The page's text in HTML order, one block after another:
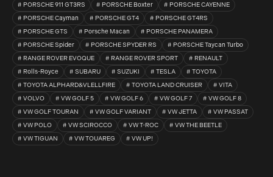
PORSCHE 911 GT3RS
PORSCHE Boxter
PORSCHE CAYENNE
PORSCHE Cayman
PORSCHE GT4
PORSCHE GT4RS
PORSCHE GTS
Porsche Macan
PORSCHE PANAMERA
PORSCHE Spider
PORSCHE SPYDER RS
PORSCHE Taycan Turbo
RANGE ROVER EVOQUE
RANGE ROVER SPORT
RENAULT
Rolls-Royce
SUBARU SUZUKI TESLA
TOYOTA
TOYOTA ALPHARD&VLELLFIRE
TOYOTA LAND CRUISER
VITA
VOLVO
VW GOLF 5 VW GOLF 6 VW GOLF 7
VW GOLF 8
VW GOLF TOURAN
VW GOLF VARIANT VW JETTA
VW PASSAT
VW POLO
VW SCIROCCO VW T-ROC
VW THE BEETLE
VW TIGUAN
VW TOUAREG VW UP!